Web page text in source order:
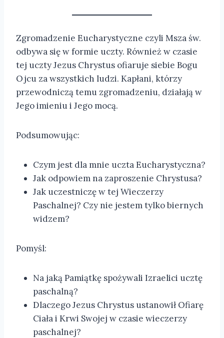
Zgromadzenie Eucharystyczne czyli Msza św.
odbywa się w formie uczty. Również w czasie
tej uczty Jezus Chrystus ofiaruje siebie Bogu
Ojcu za wszystkich ludzi. Kapłani, którzy
przewodniczą temu zgromadzeniu, działają w
Jego imieniu i Jego mocą.
Podsumowując:
Czym jest dla mnie uczta Eucharystyczna?
Jak odpowiem na zaproszenie Chrystusa?
Jak uczestniczę w tej Wieczerzy
Paschalnej? Czy nie jestem tylko biernych
widzem?
Pomyśl:
Na jaką Pamiątkę spożywali Izraelici ucztę
paschalną?
Dlaczego Jezus Chrystus ustanowił Ofiarę
Ciała i Krwi Swojej w czasie wieczerzy
paschalnej?